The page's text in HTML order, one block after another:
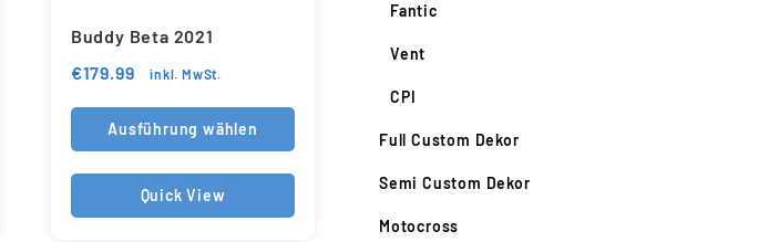
Buddy Beta 2021
€179.99 inkl. MwSt.
Ausführung wählen
Quick View
Fantic
Vent
CPI
Full Custom Dekor
Semi Custom Dekor
Motocross